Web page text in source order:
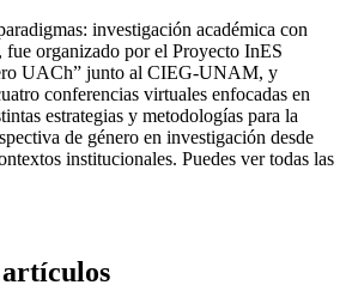
investigación académica con
fue organizado por el Proyecto InES
UACh” junto al CIEG-UNAM, y
conferencias virtuales enfocadas en
estrategias y metodologías para la
de género en investigación desde
institucionales. Puedes ver todas las